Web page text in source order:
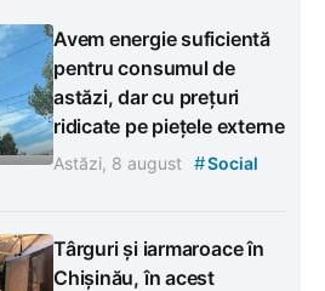
Avem energie suficientă
pentru consumul de
astăzi, dar cu prețuri
ridicate pe piețele externe
Astăzi, 8 august #Social
Târguri și iarmaroace în
Chișinău, în acest